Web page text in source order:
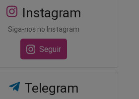
Instagram
Siga-nos no Instagram
Seguir
Telegram